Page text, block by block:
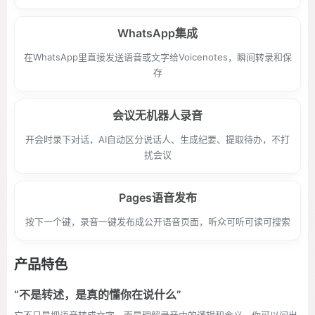
WhatsApp集成
在WhatsApp里直接发送语音或文字给Voicenotes，瞬间转录和保
存
会议无机器人录音
开会时录下对话，AI自动区分说话人、生成纪要、提取待办，不打
扰会议
Pages语音发布
按下一个键，录音一键发布成公开语音页面，听众可听可读可搜索
产品特色
“不是转述，是真的懂你在说什么”